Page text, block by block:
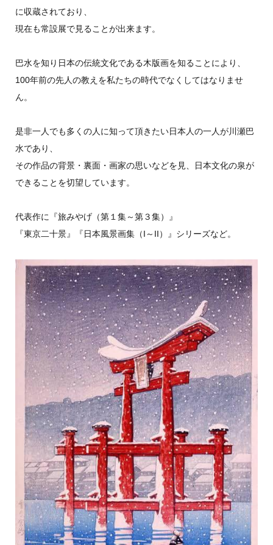
に収蔵されており、
現在も常設展で見ることが出来ます。
巴水を知り日本の伝統文化である木版画を知ることにより、
100年前の先人の教えを私たちの時代でなくしてはなりませ
ん。
是非一人でも多くの人に知って頂きたい日本人の一人が川瀬巴
水であり、
その作品の背景・裏面・画家の思いなどを見、日本文化の泉が
できることを切望しています。
代表作に『旅みやげ（第１集～第３集）』
『東京二十景』『日本風景画集（I～II）』シリーズなど。